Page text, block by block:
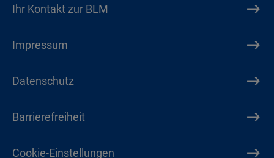
Ihr Kontakt zur BLM
Impressum
Datenschutz
Barrierefreiheit
Cookie-Einstellungen